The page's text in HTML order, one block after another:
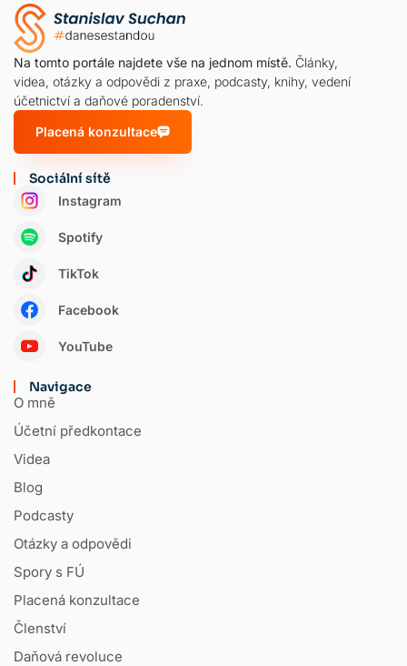
Na tomto portále najdete vše na jednom místě. Články,
videa, otázky a odpovědi z praxe, podcasty, knihy, vedení
účetnictví a daňové poradenství.
Placená konzultace
Sociální sítě
Instagram
Spotify
TikTok
Facebook
YouTube
Navigace
O mně
Účetní předkontace
Videa
Blog
Podcasty
Otázky a odpovědi
Spory s FÚ
Placená konzultace
Členství
Daňová revoluce